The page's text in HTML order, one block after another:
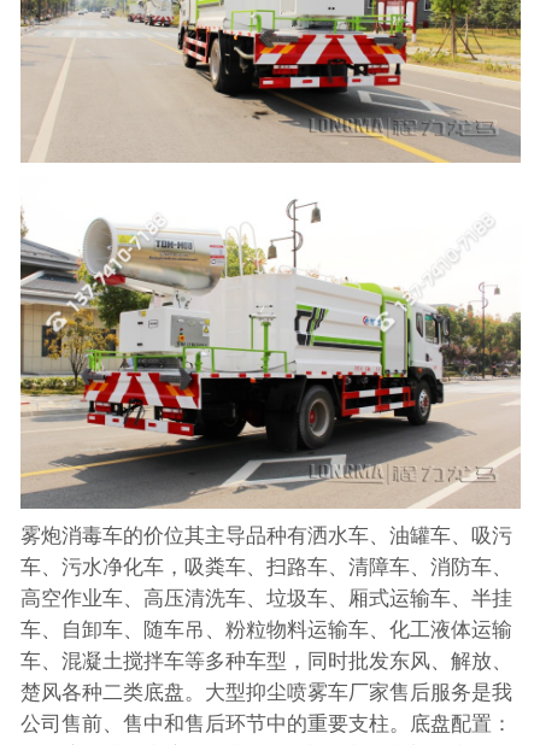
雾炮消毒车的价位其主导品种有洒水车、油罐车、吸污
车、污水净化车，吸粪车、扫路车、清障车、消防车、
高空作业车、高压清洗车、垃圾车、厢式运输车、半挂
车、自卸车、随车吊、粉粒物料运输车、化工液体运输
车、混凝土搅拌车等多种车型，同时批发东风、解放、
楚风各种二类底盘。大型抑尘喷雾车厂家售后服务是我
公司售前、售中和售后环节中的重要支柱。底盘配置：